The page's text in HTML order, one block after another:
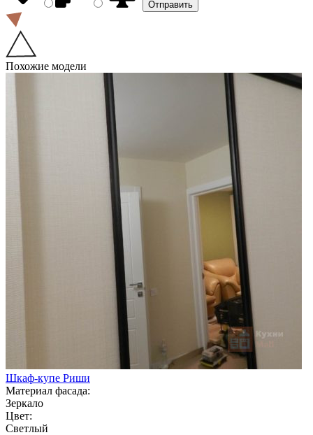
Похожие модели
Шкаф-купе Риши
Материал фасада:
Зеркало
Цвет:
Светлый